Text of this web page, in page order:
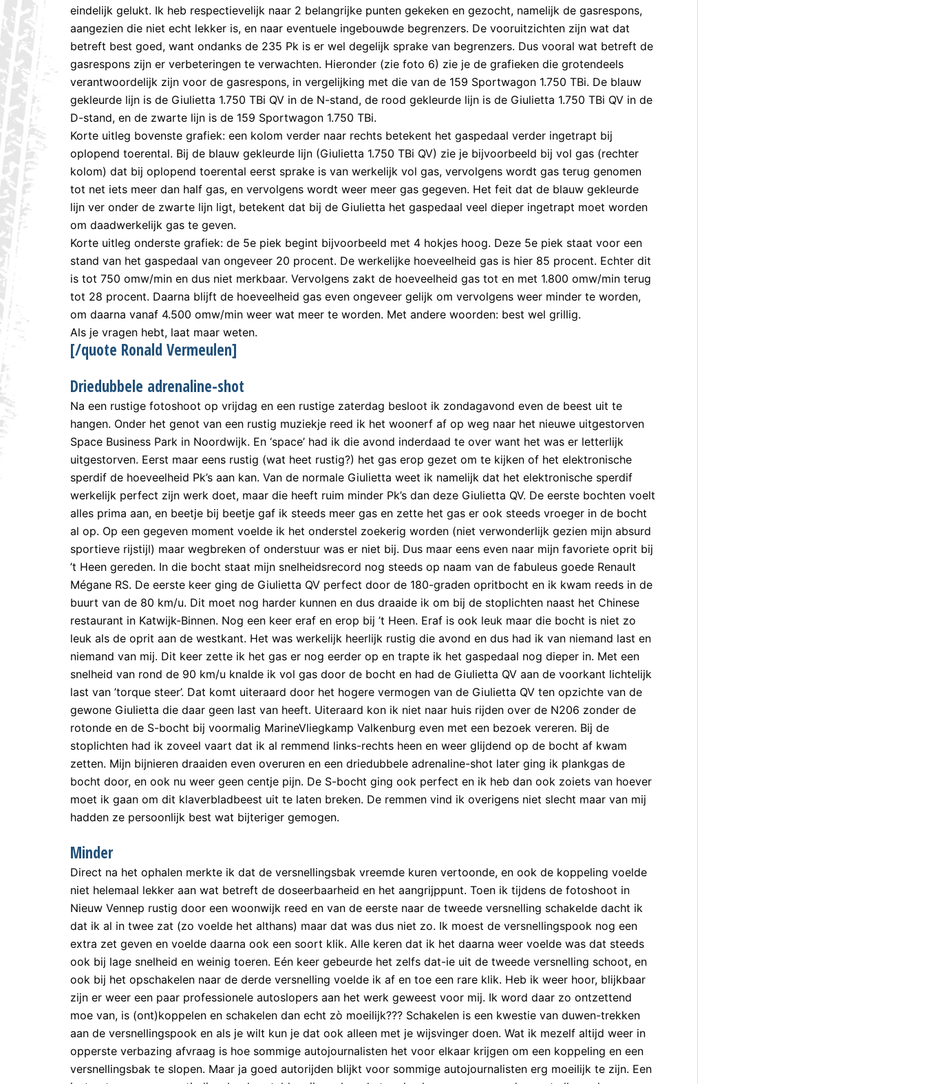
eindelijk gelukt. Ik heb respectievelijk naar 2 belangrijke punten gekeken en gezocht, namelijk de gasrespons,
aangezien die niet echt lekker is, en naar eventuele ingebouwde begrenzers. De vooruitzichten zijn wat dat
betreft best goed, want ondanks de 235 Pk is er wel degelijk sprake van begrenzers. Dus vooral wat betreft de
gasrespons zijn er verbeteringen te verwachten. Hieronder (zie foto 6) zie je de grafieken die grotendeels
verantwoordelijk zijn voor de gasrespons, in vergelijking met die van de 159 Sportwagon 1.750 TBi. De blauw
gekleurde lijn is de Giulietta 1.750 TBi QV in de N-stand, de rood gekleurde lijn is de Giulietta 1.750 TBi QV in de
D-stand, en de zwarte lijn is de 159 Sportwagon 1.750 TBi.
Korte uitleg bovenste grafiek: een kolom verder naar rechts betekent het gaspedaal verder ingetrapt bij
oplopend toerental. Bij de blauw gekleurde lijn (Giulietta 1.750 TBi QV) zie je bijvoorbeeld bij vol gas (rechter
kolom) dat bij oplopend toerental eerst sprake is van werkelijk vol gas, vervolgens wordt gas terug genomen
tot net iets meer dan half gas, en vervolgens wordt weer meer gas gegeven. Het feit dat de blauw gekleurde
lijn ver onder de zwarte lijn ligt, betekent dat bij de Giulietta het gaspedaal veel dieper ingetrapt moet worden
om daadwerkelijk gas te geven.
Korte uitleg onderste grafiek: de 5e piek begint bijvoorbeeld met 4 hokjes hoog. Deze 5e piek staat voor een
stand van het gaspedaal van ongeveer 20 procent. De werkelijke hoeveelheid gas is hier 85 procent. Echter dit
is tot 750 omw/min en dus niet merkbaar. Vervolgens zakt de hoeveelheid gas tot en met 1.800 omw/min terug
tot 28 procent. Daarna blijft de hoeveelheid gas even ongeveer gelijk om vervolgens weer minder te worden,
om daarna vanaf 4.500 omw/min weer wat meer te worden. Met andere woorden: best wel grillig.
Als je vragen hebt, laat maar weten.
[/quote Ronald Vermeulen]
Driedubbele adrenaline-shot
Na een rustige fotoshoot op vrijdag en een rustige zaterdag besloot ik zondagavond even de beest uit te
hangen. Onder het genot van een rustig muziekje reed ik het woonerf af op weg naar het nieuwe uitgestorven
Space Business Park in Noordwijk. En ‘space’ had ik die avond inderdaad te over want het was er letterlijk
uitgestorven. Eerst maar eens rustig (wat heet rustig?) het gas erop gezet om te kijken of het elektronische
sperdif de hoeveelheid Pk’s aan kan. Van de normale Giulietta weet ik namelijk dat het elektronische sperdif
werkelijk perfect zijn werk doet, maar die heeft ruim minder Pk’s dan deze Giulietta QV. De eerste bochten voelt
alles prima aan, en beetje bij beetje gaf ik steeds meer gas en zette het gas er ook steeds vroeger in de bocht
al op. Op een gegeven moment voelde ik het onderstel zoekerig worden (niet verwonderlijk gezien mijn absurd
sportieve rijstijl) maar wegbreken of onderstuur was er niet bij. Dus maar eens even naar mijn favoriete oprit bij
’t Heen gereden. In die bocht staat mijn snelheidsrecord nog steeds op naam van de fabuleus goede Renault
Mégane RS. De eerste keer ging de Giulietta QV perfect door de 180-graden opritbocht en ik kwam reeds in de
buurt van de 80 km/u. Dit moet nog harder kunnen en dus draaide ik om bij de stoplichten naast het Chinese
restaurant in Katwijk-Binnen. Nog een keer eraf en erop bij ’t Heen. Eraf is ook leuk maar die bocht is niet zo
leuk als de oprit aan de westkant. Het was werkelijk heerlijk rustig die avond en dus had ik van niemand last en
niemand van mij. Dit keer zette ik het gas er nog eerder op en trapte ik het gaspedaal nog dieper in. Met een
snelheid van rond de 90 km/u knalde ik vol gas door de bocht en had de Giulietta QV aan de voorkant lichtelijk
last van ’torque steer’. Dat komt uiteraard door het hogere vermogen van de Giulietta QV ten opzichte van de
gewone Giulietta die daar geen last van heeft. Uiteraard kon ik niet naar huis rijden over de N206 zonder de
rotonde en de S-bocht bij voormalig MarineVliegkamp Valkenburg even met een bezoek vereren. Bij de
stoplichten had ik zoveel vaart dat ik al remmend links-rechts heen en weer glijdend op de bocht af kwam
zetten. Mijn bijnieren draaiden even overuren en een driedubbele adrenaline-shot later ging ik plankgas de
bocht door, en ook nu weer geen centje pijn. De S-bocht ging ook perfect en ik heb dan ook zoiets van hoever
moet ik gaan om dit klaverbladbeest uit te laten breken. De remmen vind ik overigens niet slecht maar van mij
hadden ze persoonlijk best wat bijteriger gemogen.
Minder
Direct na het ophalen merkte ik dat de versnellingsbak vreemde kuren vertoonde, en ook de koppeling voelde
niet helemaal lekker aan wat betreft de doseerbaarheid en het aangrijppunt. Toen ik tijdens de fotoshoot in
Nieuw Vennep rustig door een woonwijk reed en van de eerste naar de tweede versnelling schakelde dacht ik
dat ik al in twee zat (zo voelde het althans) maar dat was dus niet zo. Ik moest de versnellingspook nog een
extra zet geven en voelde daarna ook een soort klik. Alle keren dat ik het daarna weer voelde was dat steeds
ook bij lage snelheid en weinig toeren. Eén keer gebeurde het zelfs dat-ie uit de tweede versnelling schoot, en
ook bij het opschakelen naar de derde versnelling voelde ik af en toe een rare klik. Heb ik weer hoor, blijkbaar
zijn er weer een paar professionele autoslopers aan het werk geweest voor mij. Ik word daar zo ontzettend
moe van, is (ont)koppelen en schakelen dan echt zò moeilijk??? Schakelen is een kwestie van duwen-trekken
aan de versnellingspook en als je wilt kun je dat ook alleen met je wijsvinger doen. Wat ik mezelf altijd weer in
opperste verbazing afvraag is hoe sommige autojournalisten het voor elkaar krijgen om een koppeling en een
versnellingsbak te slopen. Maar ja goed autorijden blijkt voor sommige autojournalisten erg moeilijk te zijn. Een